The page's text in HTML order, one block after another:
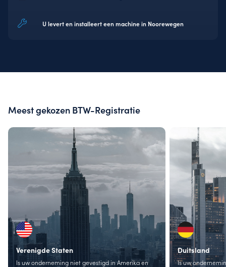
U levert en installeert een machine in Noorewegen
Meest gekozen BTW-Registratie
Verenigde Staten
Is uw onderneming niet gevestigd in Amerika en
Duitsland
Is uw